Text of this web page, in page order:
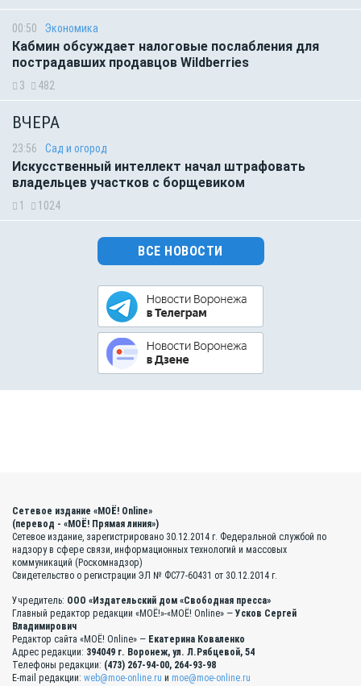
00:50 Экономика
Кабмин обсуждает налоговые послабления для
пострадавших продавцов Wildberries
3 482
ВЧЕРА
23:56 Сад и огород
Искусственный интеллект начал штрафовать
владельцев участков с борщевиком
1 1024
ВСЕ НОВОСТИ
Сетевое издание «МОЁ! Online»
(перевод - «МОЁ! Прямая линия»)
Сетевое издание, зарегистрировано 30.12.2014 г. Федеральной службой по
надзору в сфере связи, информационных технологий и массовых
коммуникаций (Роскомнадзор)
Свидетельство о регистрации ЭЛ № ФС77-60431 от 30.12.2014 г.
Учредитель: ООО «Издательский дом «Свободная пресса»
Главный редактор редакции «МОЁ!»-«МОЁ! Online» — Усков Сергей
Владимирович
Редактор сайта «МОЁ! Online» — Екатерина Коваленко
Адрес редакции: 394049 г. Воронеж, ул. Л.Рябцевой, 54
Телефоны редакции: (473) 267-94-00, 264-93-98
E-mail редакции: web@moe-online.ru и moe@moe-online.ru